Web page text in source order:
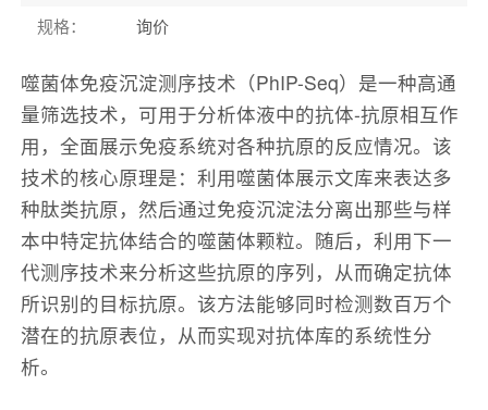
规格： 询价
噬菌体免疫沉淀测序技术（PhIP-Seq）是一种高通
量筛选技术，可用于分析体液中的抗体-抗原相互作
用，全面展示免疫系统对各种抗原的反应情况。该
技术的核心原理是：利用噬菌体展示文库来表达多
种肽类抗原，然后通过免疫沉淀法分离出那些与样
本中特定抗体结合的噬菌体颗粒。随后，利用下一
代测序技术来分析这些抗原的序列，从而确定抗体
所识别的目标抗原。该方法能够同时检测数百万个
潜在的抗原表位，从而实现对抗体库的系统性分
析。